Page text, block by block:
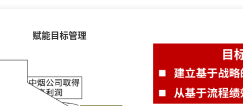
赋能目标管理